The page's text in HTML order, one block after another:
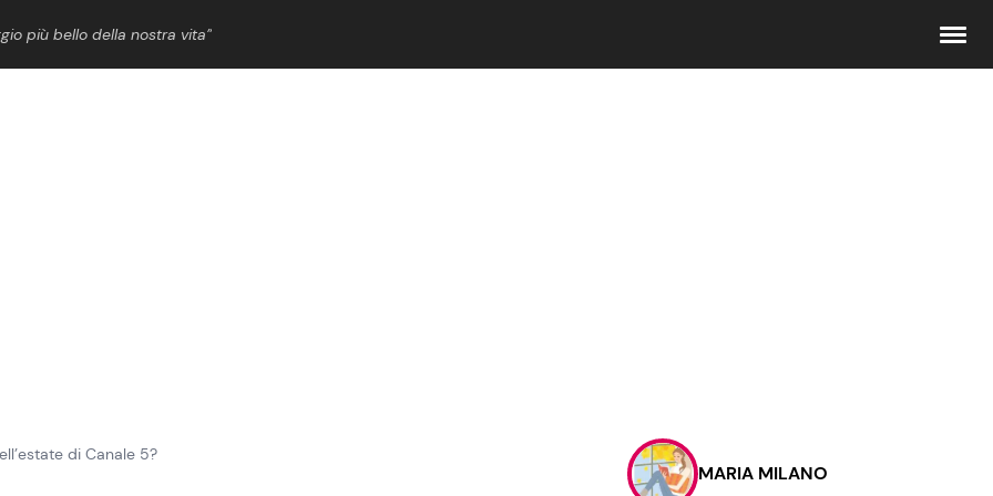
più bello della nostra vita”
Contattaci
Pubblicità
di Canale 5?
MARIA MILANO